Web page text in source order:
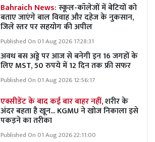
Bahraich News:स्कूल-कॉलेजों में बेटियों को
बताए जाएंगे बाल विवाह और दहेज के नुकसान,
जिले स्तर पर सहयोग की अपील
Published On 01 Aug 2026 17:28:31
अवध बस अड्डे पर आज से बनेगी इन 16 जगहों के
लिए MST, 50 रुपये में 12 दिन तक फ्री सफर
Published On 01 Aug 2026 12:56:17
एक्सीडेंट के बाद कई बार बाहर नहीं,शरीर के
अंदर बहता है खून... KGMU ने खोज निकाला इसे
पकड़ने का तरीका
Published On 01 Aug 2026 22:11:00